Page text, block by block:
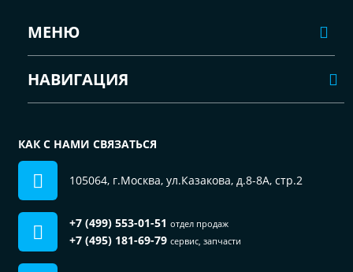
МЕНЮ
НАВИГАЦИЯ
КАК С НАМИ СВЯЗАТЬСЯ
105064, г.Москва, ул.Казакова, д.8-8А, стр.2
+7 (499) 553-01-51 отдел продаж
+7 (495) 181-69-79 сервис, запчасти